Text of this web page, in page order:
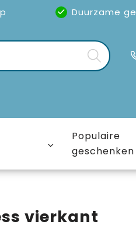
Duurzame
Populaire
geschenken
vierkant